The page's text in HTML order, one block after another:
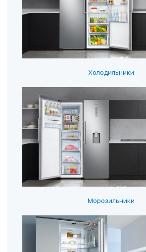
Холодильники
Морозильники